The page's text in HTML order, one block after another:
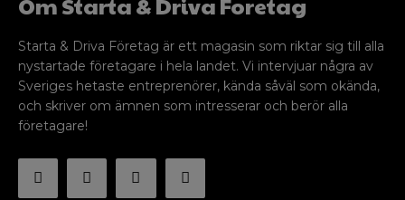
Starta & Driva Företag är ett magasin som riktar sig till alla
nystartade företagare i hela landet. Vi intervjuar några av
Sveriges hetaste entreprenörer, kända såväl som okända,
och skriver om ämnen som intresserar och berör alla
företagare!